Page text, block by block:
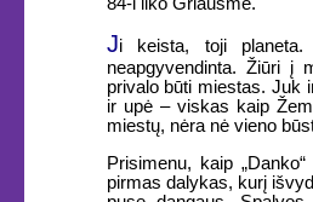
Ji keista, toji
neapgyvendinta. Žiūri į
privalo būti miestas. Juk
ir upė – viskas kaip
miestų, nėra nė vieno
Prisimenu, kaip
pirmas dalykas, kurį